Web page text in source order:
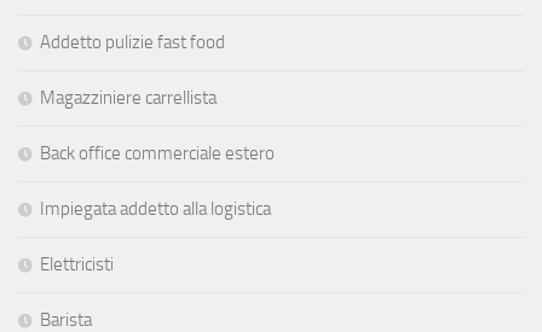
Addetto pulizie fast food
Magazziniere carrellista
Back office commerciale estero
Impiegata addetto alla logistica
Elettricisti
Barista